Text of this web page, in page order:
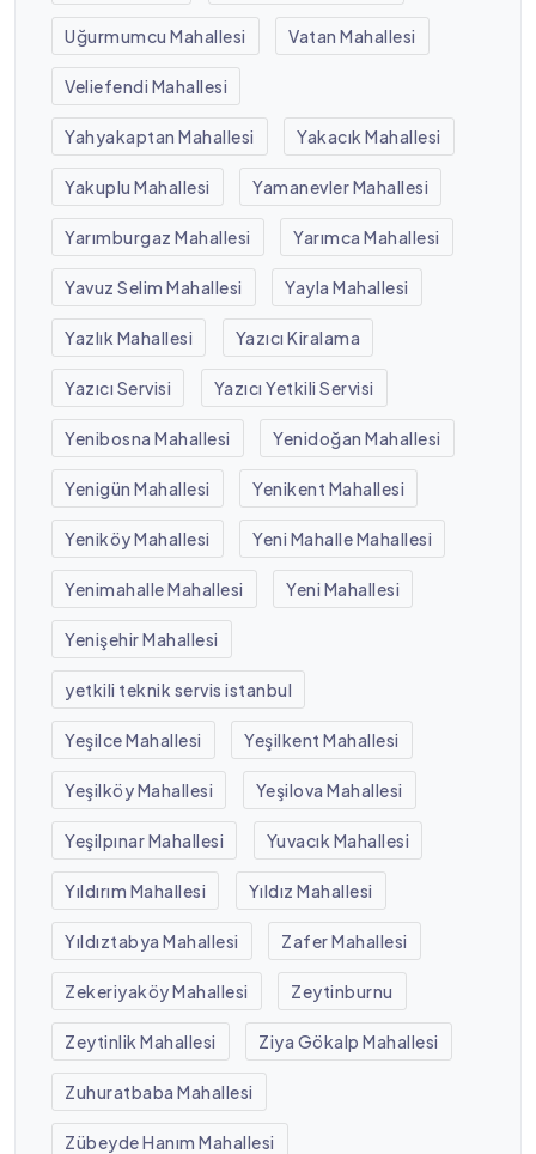
Uğurmumcu Mahallesi Vatan Mahallesi
Veliefendi Mahallesi
Yahyakaptan Mahallesi Yakacık Mahallesi
Yakuplu Mahallesi Yamanevler Mahallesi
Yarımburgaz Mahallesi Yarımca Mahallesi
Yavuz Selim Mahallesi Yayla Mahallesi
Yazlık Mahallesi Yazıcı Kiralama
Yazıcı Servisi Yazıcı Yetkili Servisi
Yenibosna Mahallesi Yenidoğan Mahallesi
Yenigün Mahallesi Yenikent Mahallesi
Yeniköy Mahallesi Yeni Mahalle Mahallesi
Yenimahalle Mahallesi Yeni Mahallesi
Yenişehir Mahallesi
yetkili teknik servis istanbul
Yeşilce Mahallesi Yeşilkent Mahallesi
Yeşilköy Mahallesi Yeşilova Mahallesi
Yeşilpınar Mahallesi Yuvacık Mahallesi
Yıldırım Mahallesi Yıldız Mahallesi
Yıldıztabya Mahallesi Zafer Mahallesi
Zekeriyaköy Mahallesi Zeytinburnu
Zeytinlik Mahallesi Ziya Gökalp Mahallesi
Zuhuratbaba Mahallesi
Zübeyde Hanım Mahallesi